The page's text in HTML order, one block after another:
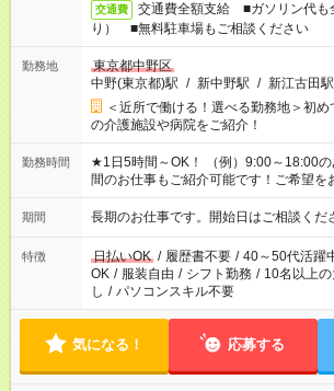
交通費
交通費全額支給 ■ガソリン代も
り） ■無料駐車場もご相談ください
勤務地
東京都中野区
中野(東京都)駅 / 新中野駅 / 新江古田駅
＜近所で働ける！選べる勤務地＞初め
の介護施設や病院をご紹介！
勤務時間
★1日5時間～OK！ （例）9:00～18:00
間のお仕事もご紹介可能です！ご希望を
庭の都合でお休みが必要な場合も遠慮な
週最低15時間以上の勤務が必要です
期間 長期のお仕事です。開始日はご相談く
特徴 日払いOK / 履歴書不要 / 40～50代活躍
OK / 服装自由 / シフト勤務 / 10名以上
し / パソコンスキル不要
気になる！ 応募する